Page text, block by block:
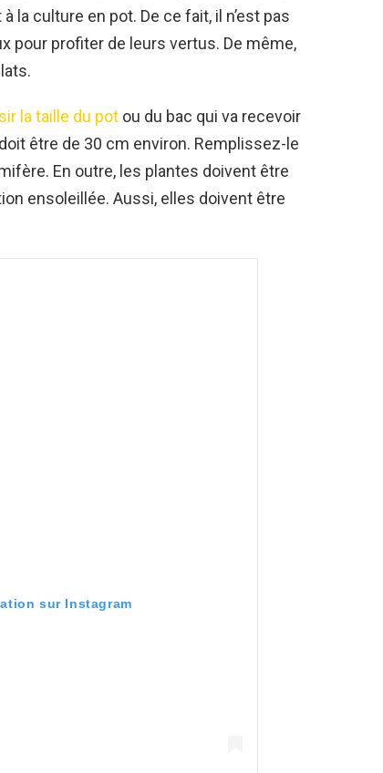
la culture en pot. De ce fait, il n’est pas
pour profiter de leurs vertus. De même,
la taille du pot ou du bac qui va recevoir
être de 30 cm environ. Remplissez-le
En outre, les plantes doivent être
ensoleillée. Aussi, elles doivent être
sur Instagram